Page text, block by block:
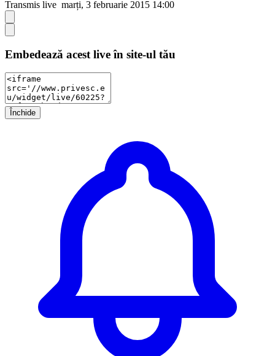
Transmis live marți, 3 februarie 2015 14:00
Embedează acest live în site-ul tău
Închide